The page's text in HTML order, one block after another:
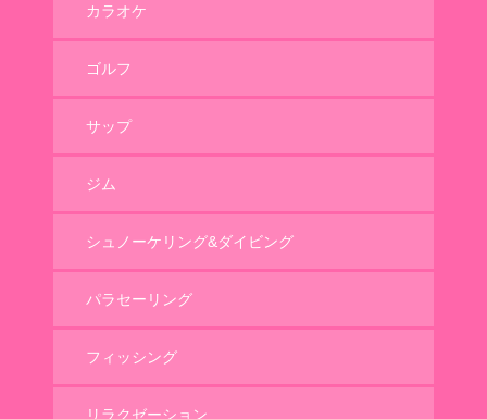
カラオケ
ゴルフ
サップ
ジム
シュノーケリング&ダイビング
パラセーリング
フィッシング
リラクゼーション